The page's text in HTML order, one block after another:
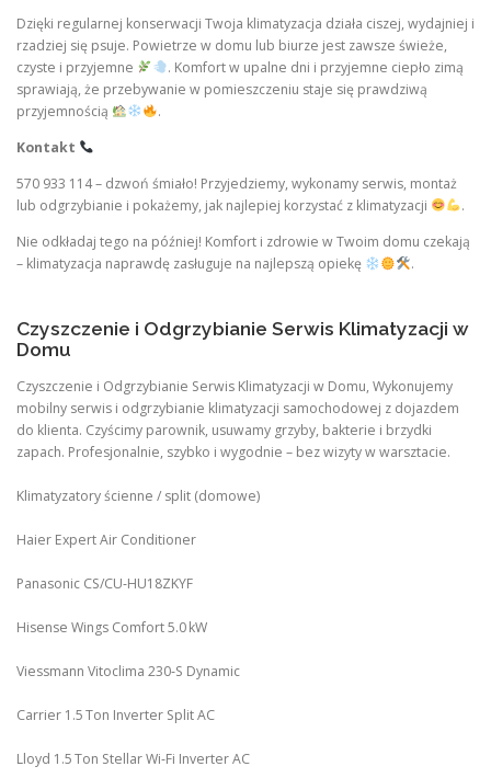
Dzięki regularnej konserwacji Twoja klimatyzacja działa ciszej, wydajniej i
rzadziej się psuje. Powietrze w domu lub biurze jest zawsze świeże,
czyste i przyjemne
. Komfort w upalne dni i przyjemne ciepło zimą
sprawiają, że przebywanie w pomieszczeniu staje się prawdziwą
przyjemnością
.
Kontakt
570 933 114 – dzwoń śmiało! Przyjedziemy, wykonamy serwis, montaż
lub odgrzybianie i pokażemy, jak najlepiej korzystać z klimatyzacji
.
Nie odkładaj tego na później! Komfort i zdrowie w Twoim domu czekają
– klimatyzacja naprawdę zasługuje na najlepszą opiekę
.
Czyszczenie i Odgrzybianie Serwis Klimatyzacji w
Domu
Czyszczenie i Odgrzybianie Serwis Klimatyzacji w Domu, Wykonujemy
mobilny serwis i odgrzybianie klimatyzacji samochodowej z dojazdem
do klienta. Czyścimy parownik, usuwamy grzyby, bakterie i brzydki
zapach. Profesjonalnie, szybko i wygodnie – bez wizyty w warsztacie.
Klimatyzatory ścienne / split (domowe)
Haier Expert Air Conditioner
Panasonic CS/CU‑HU18ZKYF
Hisense Wings Comfort 5.0 kW
Viessmann Vitoclima 230‑S Dynamic
Carrier 1.5 Ton Inverter Split AC
Lloyd 1.5 Ton Stellar Wi‑Fi Inverter AC